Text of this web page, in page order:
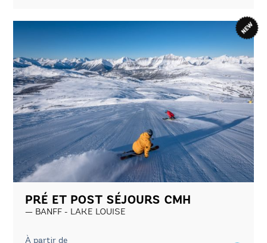
PRÉ ET POST SÉJOURS CMH
BANFF - LAKE LOUISE
À partir de